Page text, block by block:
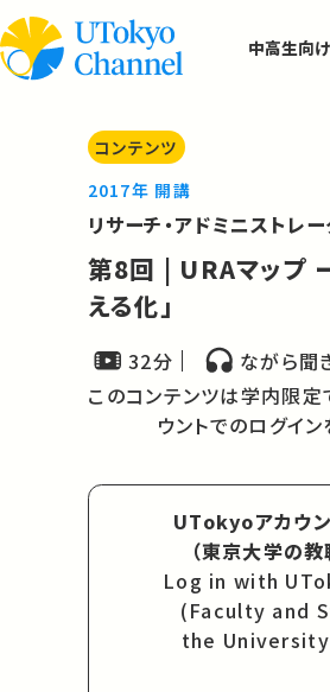
中高生向
コンテンツ
2017年 開講
リサーチ・アドミニストレ
第8回 | URAマップ
える化」
32分
ながら聞
このコンテンツは学内限定
ウントでのログイン
UTokyoアカウ
（東京大学の教
Log in with
(Faculty and
the